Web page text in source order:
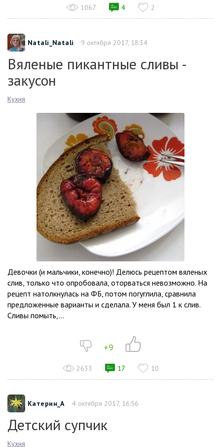
1067 4 2
Natali_Natali 9 октября 2017, 18:34
Вяленые пикантные сливы -
закусон
Кухня
Девочки (и мальчики, конечно)! Делюсь рецептом вяленых
слив, только что опробовала, оторваться невозможно. На
рецепт натолкнулась на ФБ, потом погуглила, сравнила
предложенные варианты и сделала. У меня был 1 к слив.
Сливы помыть,...
+9
2633 17 10
Катерин_А 4 октября 2017, 16:56
Детский супчик
Кухня